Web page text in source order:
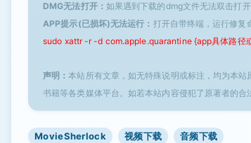
DMG无法打开： 如果遇到下载的dmg文件无法双击打
APP提示(已损坏)无法运行： 打开自带终端，运行修复
sudo xattr -r -d com.apple.quarantine {app具体路径
声明：本站所有文章，如无特殊说明或标注，均为本
书籍等各类媒体平台。如若本站内容侵犯了原著者的合
MovieSherlock 视频下载 音频下载